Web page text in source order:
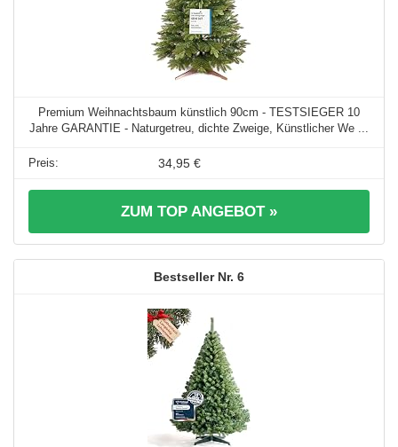
Premium Weihnachtsbaum künstlich 90cm - TESTSIEGER 10
Jahre GARANTIE - Naturgetreu, dichte Zweige, Künstlicher We ...
34,95 €
ZUM TOP ANGEBOT »
6